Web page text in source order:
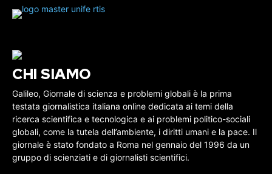
CHI SIAMO
Galileo, Giornale di scienza e problemi globali è la prima
testata giornalistica italiana online dedicata ai temi della
ricerca scientifica e tecnologica e ai problemi politico-sociali
globali, come la tutela dell’ambiente, i diritti umani e la pace. Il
giornale è stato fondato a Roma nel gennaio del 1996 da un
gruppo di scienziati e di giornalisti scientifici.